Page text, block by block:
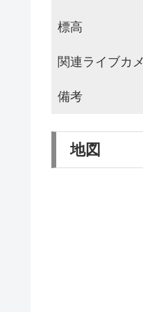
標高
関連ライブカ
備考
地図